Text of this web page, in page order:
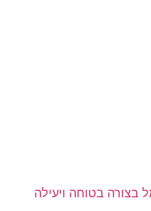
בצורה בטוחה ויעילה